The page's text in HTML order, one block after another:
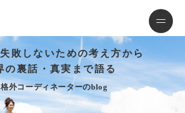
敗しないための考え方から
の裏話・真実まで語る
外コーディネーターのblog